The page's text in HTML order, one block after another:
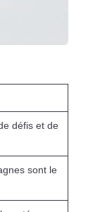
défis et de
sont le